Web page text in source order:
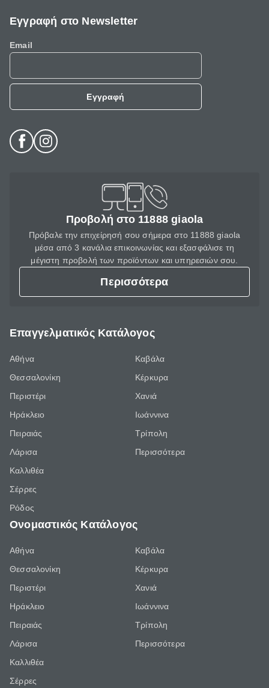
Εγγραφή στο Newsletter
Email
Εγγραφή
Προβολή στο 11888 giaola
Πρόβαλε την επιχείρησή σου σήμερα στο 11888 giaola
μέσα από 3 κανάλια επικοινωνίας και εξασφάλισε τη
μέγιστη προβολή των προϊόντων και υπηρεσιών σου.
Περισσότερα
Επαγγελματικός Κατάλογος
Αθήνα
Θεσσαλονίκη
Περιστέρι
Ηράκλειο
Πειραιάς
Λάρισα
Καλλιθέα
Σέρρες
Ρόδος
Καβάλα
Κέρκυρα
Χανιά
Ιωάννινα
Τρίπολη
Περισσότερα
Ονομαστικός Κατάλογος
Αθήνα
Θεσσαλονίκη
Περιστέρι
Ηράκλειο
Πειραιάς
Λάρισα
Καλλιθέα
Σέρρες
Καβάλα
Κέρκυρα
Χανιά
Ιωάννινα
Τρίπολη
Περισσότερα